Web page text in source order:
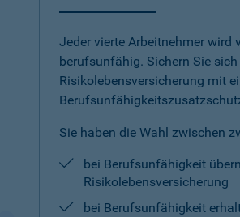
Jeder vierte Arbeitnehmer wird
berufsunfähig. Sichern Sie
Risikolebensversicherung mit
Sie haben die Wahl zwischen
bei Berufsunfähigkeit
Risikolebensversicherung
bei Berufsunfähigkeit